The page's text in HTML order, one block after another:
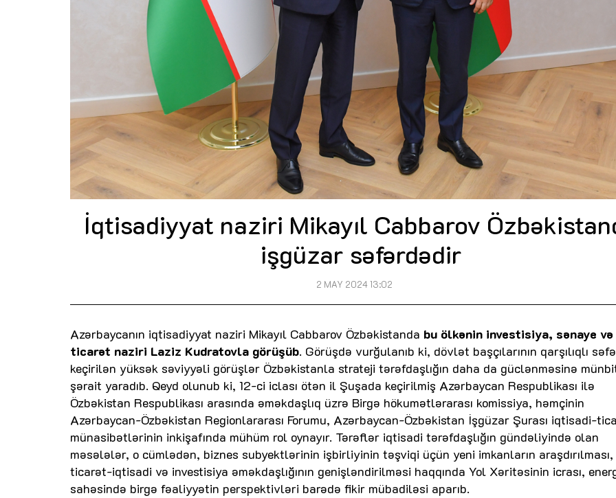
İqtisadiyyat naziri Mikayıl Cabbarov
işgüzar səfərdədir
2 MAY 2024 13:02
Azərbaycanın iqtisadiyyat naziri Mikayıl Cabbarov Özbəkistanda bu ölkənin investisiya, sənaye və
ticarət naziri Laziz Kudratovla görüşüb. Görüşdə vurğulanıb ki, dövlət başçılarının qarşılıqlı
keçirilən yüksək səviyyəli görüşlər Özbəkistanla strateji tərəfdaşlığın daha da güclənməsinə
şərait yaradıb. Qeyd olunub ki, 12-ci iclası ötən il Şuşada keçirilmiş Azərbaycan Respublikası ilə
Özbəkistan Respublikası arasında əməkdaşlıq üzrə Birgə hökumətlərarası komissiya, həmçinin
Azərbaycan-Özbəkistan Regionlararası Forumu, Azərbaycan-Özbəkistan İşgüzar Şurası iqtisadi-
münasibətlərinin inkişafında mühüm rol oynayır. Tərəflər iqtisadi tərəfdaşlığın gündəliyində olan
məsələlər, o cümlədən, biznes subyektlərinin işbirliyinin təşviqi üçün yeni imkanların araşdırılması,
ticarət-iqtisadi və investisiya əməkdaşlığının genişləndirilməsi haqqında Yol Xəritəsinin icrası,
sahəsində birgə fəaliyyətin perspektivləri barədə fikir mübadiləsi aparıb.